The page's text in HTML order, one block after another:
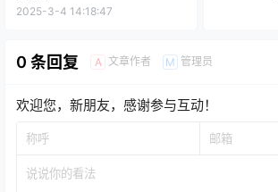
2025-3-4 14:18:47
0 条回复 A 文章作者 M 管理员
欢迎您，新朋友，感谢参与互动！